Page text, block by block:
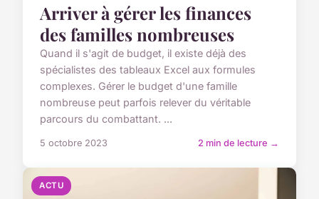
Arriver à gérer les finances
des familles nombreuses
Quand il s'agit de budget, il existe déjà des
spécialistes des tableaux Excel aux formules
complexes. Gérer le budget d'une famille
nombreuse peut parfois relever du véritable
parcours du combattant. ...
5 octobre 2023 2 min de lecture →
ACTU